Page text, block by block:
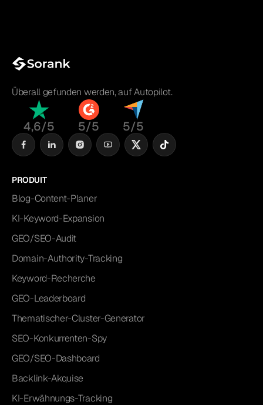
Überall gefunden werden, auf Autopilot.
4,6/5 5/5 5/5
PRODUIT
Blog-Content-Planer
KI-Keyword-Expansion
GEO/SEO-Audit
Domain-Authority-Tracking
Keyword-Recherche
GEO-Leaderboard
Thematischer-Cluster-Generator
SEO-Konkurrenten-Spy
GEO/SEO-Dashboard
Backlink-Akquise
KI-Erwähnungs-Tracking